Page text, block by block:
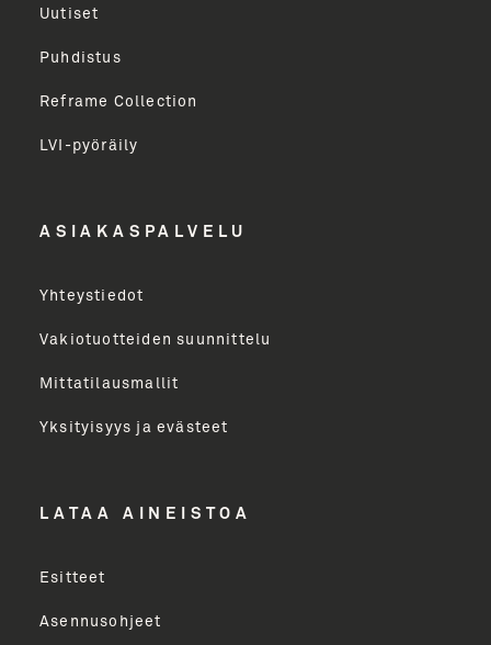
milloin tahansa.
Etunimi
Yritys
LÄHETÄ
Uutiset
Puhdistus
Reframe Collection
LVI-pyöräily
ASIAKASPALVELU
Yhteystiedot
Vakiotuotteiden suunnittelu
Mittatilausmallit
Yksityisyys ja evästeet
LATAA AINEISTOA
Esitteet
Asennusohjeet